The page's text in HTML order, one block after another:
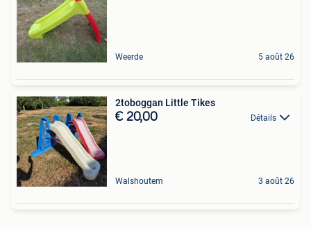
Weerde 5 août 26
2toboggan Little Tikes
€ 20,00 Détails
Walshoutem 3 août 26